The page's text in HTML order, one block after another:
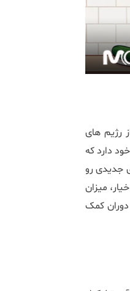
رژیم ‌های
دارد که
جدیدی رو
میزان
کمک